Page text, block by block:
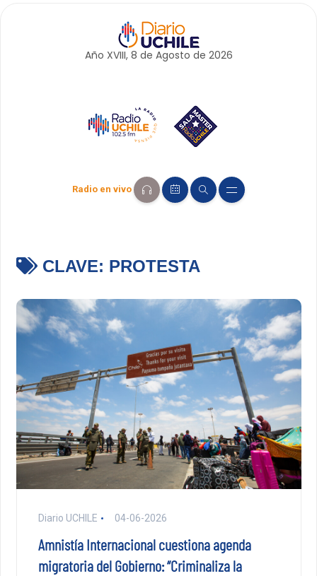
Año XVIII, 8 de Agosto de 2026
Radio en vivo
CLAVE: PROTESTA
Diario UCHILE 04-06-2026
Amnistía Internacional cuestiona agenda
migratoria del Gobierno: “Criminaliza la